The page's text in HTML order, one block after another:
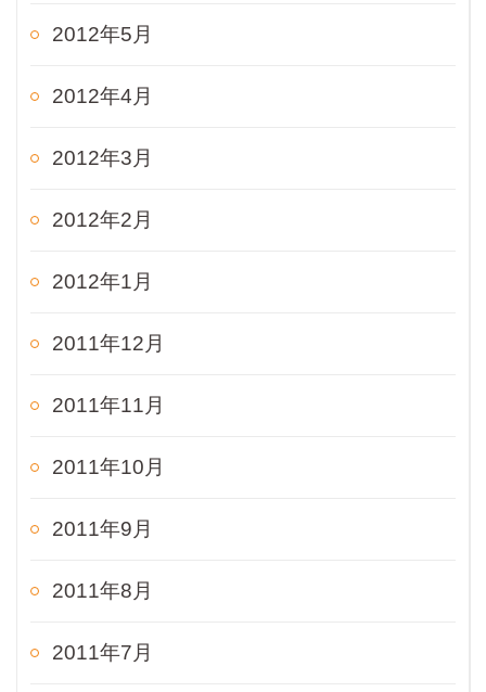
2012年5月
2012年4月
2012年3月
2012年2月
2012年1月
2011年12月
2011年11月
2011年10月
2011年9月
2011年8月
2011年7月